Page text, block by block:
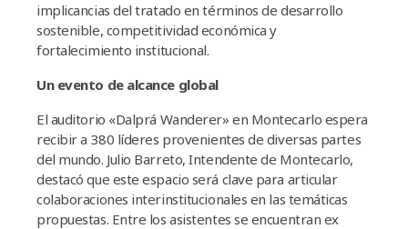
implicancias del tratado en términos de desarrollo
sostenible, competitividad económica y
fortalecimiento institucional.
Un evento de alcance global
El auditorio «Dalprá Wanderer» en Montecarlo espera
recibir a 380 líderes provenientes de diversas partes
del mundo. Julio Barreto, Intendente de Montecarlo,
destacó que este espacio será clave para articular
colaboraciones interinstitucionales en las temáticas
propuestas. Entre los asistentes se encuentran ex